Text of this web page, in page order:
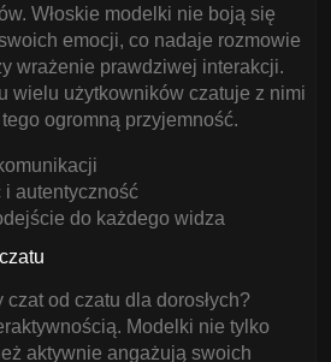
Włoskie modelki nie boją się
emocji, co nadaje rozmowie
wrażenie prawdziwej interakcji.
wielu użytkowników czatuje z nimi
ogromną przyjemność.
i autentyczność
do każdego widza
czat od czatu dla dorosłych?
Modelki nie tylko
aktywnie angażują swoich